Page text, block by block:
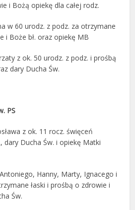
i Bożą opiekę dla całej rodz.
w 60 urodz. z podz. za otrzymane
i Boże bł. oraz opiekę MB
z ok. 50 urodz. z podz. i prośbą
dary Ducha Św.
PS
z ok. 11 rocz. święceń
dary Ducha Św. i opiekę Matki
Hanny, Marty, Ignacego i
łaski i prośbą o zdrowie i
dary Ducha Św.